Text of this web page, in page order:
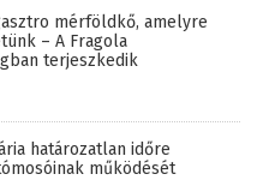
mérföldkő, amelyre
– A Fragola
terjeszkedik
határozatlan időre
működését